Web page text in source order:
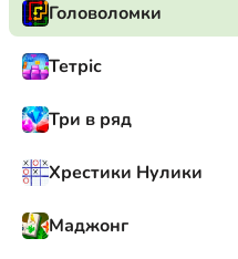
Головоломки
Тетріс
Три в ряд
Хрестики Нулики
Маджонг